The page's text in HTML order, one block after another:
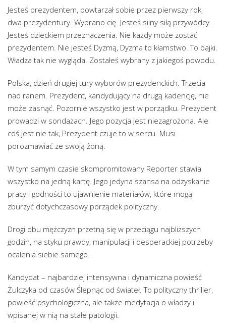
Jesteś prezydentem, powtarzał sobie przez pierwszy rok,
dwa prezydentury. Wybrano cię. Jesteś silny siłą przywódcy.
Jesteś dzieckiem przeznaczenia. Nie każdy może zostać
prezydentem. Nie jesteś Dyzmą, Dyzma to kłamstwo. To bajki.
Władza tak nie wygląda. Zostałeś wybrany z jakiegoś powodu.
Polska, dzień drugiej tury wyborów prezydenckich. Trzecia
nad ranem. Prezydent, kandydujący na drugą kadencję, nie
może zasnąć. Pozornie wszystko jest w porządku. Prezydent
prowadzi w sondażach. Jego pozycja jest niezagrożona. Ale
coś jest nie tak, Prezydent czuje to w sercu. Musi
porozmawiać ze swoją żoną.
W tym samym czasie skompromitowany Reporter stawia
wszystko na jedną kartę. Jego jedyna szansa na odzyskanie
pracy i godności to ujawnienie materiałów, które mogą
zburzyć dotychczasowy porządek polityczny.
Drogi obu mężczyzn przetną się w przeciągu najbliższych
godzin, na styku prawdy, manipulacji i desperackiej potrzeby
ocalenia siebie samego.
Kandydat – najbardziej intensywna i dynamiczna powieść
Żulczyka od czasów Ślepnąc od świateł. To polityczny thriller,
powieść psychologiczna, ale także medytacja o władzy i
wpisanej w nią na stałe patologii.